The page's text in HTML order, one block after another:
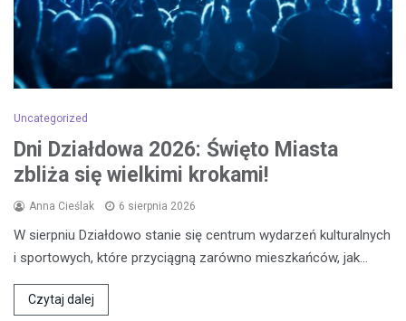
Uncategorized
Dni Działdowa 2026: Święto Miasta
zbliża się wielkimi krokami!
Anna Cieślak 6 sierpnia 2026
W sierpniu Działdowo stanie się centrum wydarzeń kulturalnych
i sportowych, które przyciągną zarówno mieszkańców, jak…
Czytaj dalej